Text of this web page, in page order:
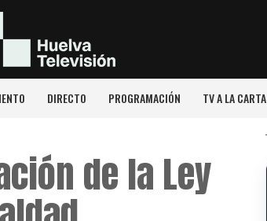
DIRECTO PROGRAMACIÓN TV A LA CARTA
de la Ley